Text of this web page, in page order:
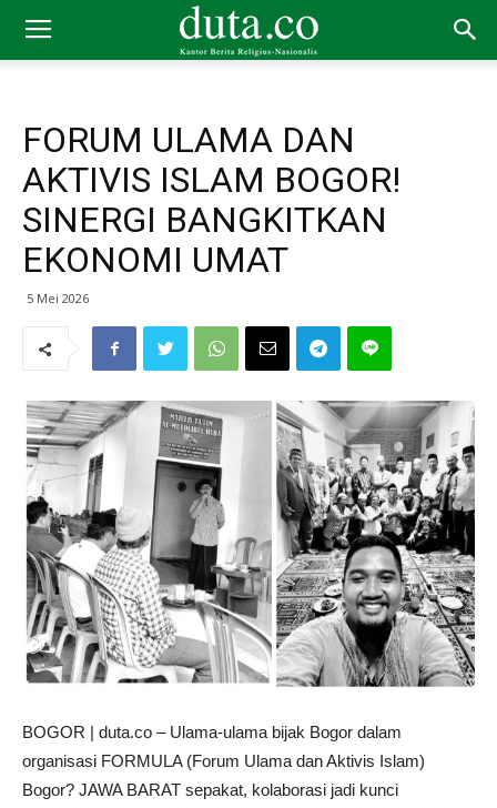
FORUM ULAMA DAN
AKTIVIS ISLAM BOGOR!
SINERGI BANGKITKAN
EKONOMI UMAT
5 Mei 2026
BOGOR | duta.co – Ulama-ulama bijak Bogor dalam
organisasi FORMULA (Forum Ulama dan Aktivis Islam)
Bogor? JAWA BARAT sepakat, kolaborasi jadi kunci